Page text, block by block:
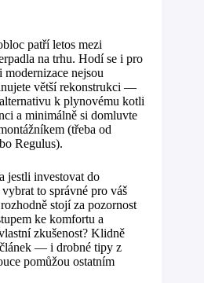
patří letos mezi
na trhu. Hodí se i pro
nejsou
větší rekonstrukci —
k plynovému kotli
a minimálně si domluvte
(třeba od
Regulus).
jestli investovat do
to správné pro váš
stojí za pozornost
ke komfortu a
zkušenost? Klidně
— i drobné tipy z
pomůžou ostatním